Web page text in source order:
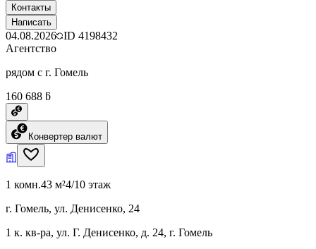
Контакты
Написать
04.08.2026 ID 4198432
Агентство
рядом с г. Гомель
160 688 ƃ
Конвертер валют
1 комн.43 м²4/10 этаж
г. Гомель, ул. Денисенко, 24
1 к. кв-ра, ул. Г. Денисенко, д. 24, г. Гомель